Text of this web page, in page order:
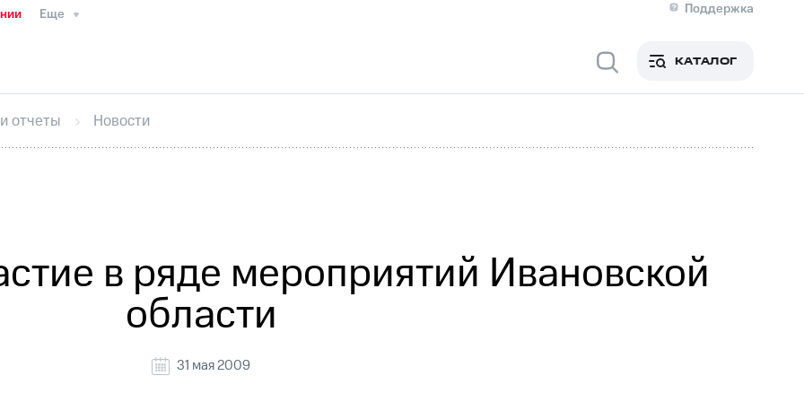
Еще
Поддержка
Медиа-центр
ИнтервьюФинансовая отчетностьКонтактыНовости в регионе
секретарьРаскрытие информации
кабинет акционераАкционерный капиталКонтроль и аудитРынок акций
КАТАЛОГ
отчеты Новости
в ряде мероприятий Ивановской
области
31 мая 2009